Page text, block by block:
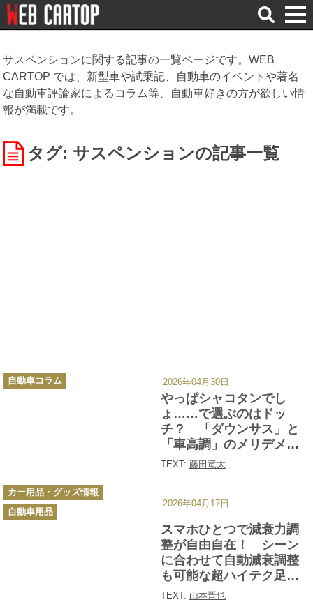
検
索
サスペンションに関する記事の一覧ページです。WEB
CARTOP では、新型車や試乗記、自動車のイベントや著名
な自動車評論家によるコラム等、自動車好きの方が欲しい情
報が満載です。
タグ: サスペンションの記事一覧
やっぱシャコタンでし
ょ……で選ぶのはドッ
チ？ 「ダウンサス」と
「車高調」のメリデメを
解説
TEXT: 藤田竜太
カ
テ
自動車コラム 2026年04月30日
スマホひとつで減衰力調
整が自由自在！ シーン
に合わせて自動減衰調整
も可能な超ハイテク足
「アクトライド」が凄い!!
TEXT: 山本晋也
カ
テ
ゴ
リ
ー
カー用品・グッズ情報
自動車用品
2026年04月17日